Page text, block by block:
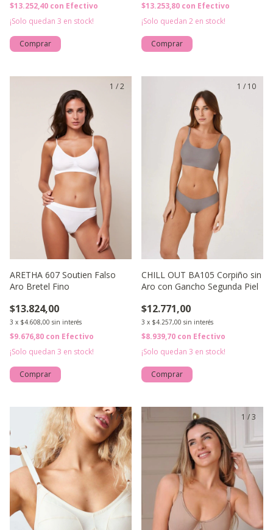
$13.252,40 con Efectivo
¡Solo quedan 3 en stock!
Comprar
$13.253,80 con Efectivo
¡Solo quedan 2 en stock!
Comprar
1 /2
ARETHA 607 Soutien Falso
Aro Bretel Fino
$13.824,00
3 x $4.608,00 sin interés
$9.676,80 con Efectivo
¡Solo quedan 3 en stock!
Comprar
1 / 10
CHILL OUT BA105 Corpiño sin
Aro con Gancho Segunda Piel
$12.771,00
3 x $4.257,00 sin interés
$8.939,70 con Efectivo
¡Solo quedan 3 en stock!
Comprar
1/5 1 /3